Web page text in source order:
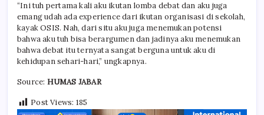
“Ini tuh pertama kali aku ikutan lomba debat dan aku juga
emang udah ada experience dari ikutan organisasi di sekolah,
kayak OSIS. Nah, dari situ aku juga menemukan potensi
bahwa aku tuh bisa berargumen dan jadinya aku menemukan
bahwa debat itu ternyata sangat berguna untuk aku di
kehidupan sehari-hari,” ungkapnya.
Source: HUMAS JABAR
Post Views: 185